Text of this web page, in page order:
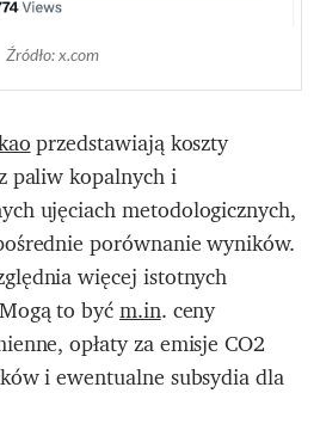
Źródło: x.com
przedstawiają koszty
paliw kopalnych i
ujęciach metodologicznych,
porównanie wyników.
więcej istotnych
to byćm.in. ceny
opłaty za emisje CO2
i ewentualne subsydia dla